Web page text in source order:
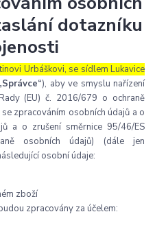
dotazníku
Urbáškovi, se sídlem Lukavice
), aby ve smyslu nařízení
(EU) č. 2016/679 o ochraně
zpracováním osobních údajů a o
a o zrušení směrnice 95/46/ES
osobních údajů) (dále jen
osobní údaje:
zboží
zpracovány za účelem: